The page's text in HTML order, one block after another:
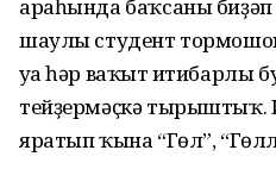
араһында баҡсаны биҙәп
шаулы студент
уға һәр ваҡыт иғтибарлы
тейҙермәҫкә тырыштыҡ.
яратып ҡына “Гөл”,